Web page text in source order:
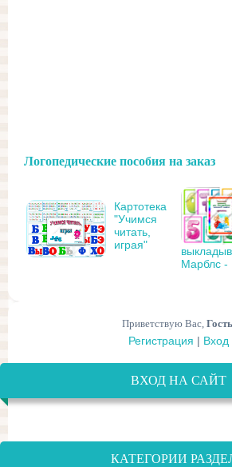
Логопедические пособия на заказ
Картотека
"Учимся
читать,
играя"
Марблс
Приветствую Вас, Гость
Регистрация | Вход
ВХОД НА САЙТ
КАТЕГОРИИ